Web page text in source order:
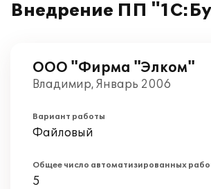
Внедрение ПП
ООО "Фирма "Элком"
Владимир, Январь 2006
Вариант работы
Файловый
Общее число автоматизированных
5